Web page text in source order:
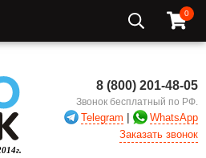
0
8 (800) 201-48-05
Звонок бесплатный по РФ.
Telegram |
WhatsApp
Заказать звонок